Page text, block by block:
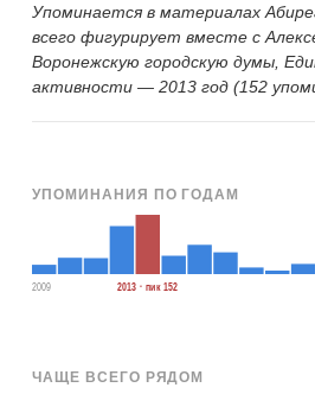
Упоминается в материалах
всего фигурирует вместе с
Воронежскую городскую думы,
активности — 2013 год (152
УПОМИНАНИЯ ПО ГОДАМ
2009 2013 · пик 152
ЧАЩЕ ВСЕГО РЯДОМ